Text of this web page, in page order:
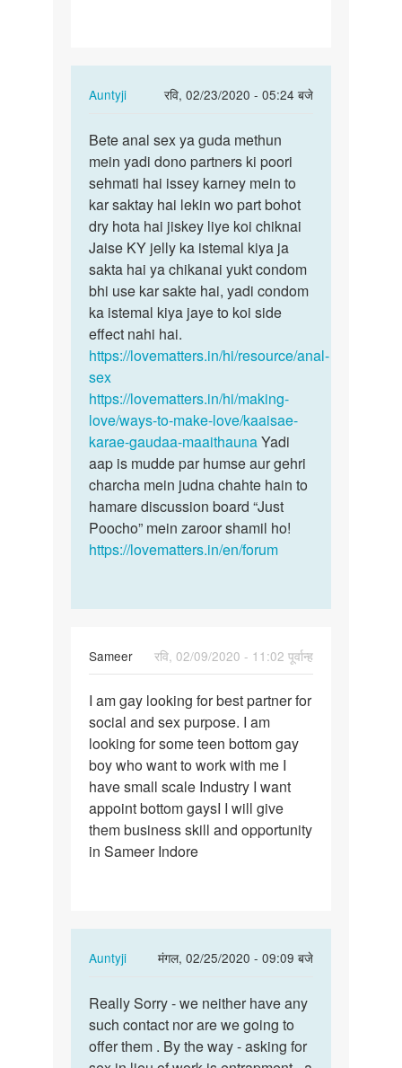
Auntyji
रवि, 02/23/2020 - 05:24 बजे
In
to
Mai
apna
virya
ek
ladke
ke…
by
Ka
Bete
anal
sex
ya
guda
methun…
Bete anal sex ya guda methun
mein yadi dono partners ki poori
sehmati hai issey karney mein to
kar saktay hai lekin wo part bohot
dry hota hai jiskey liye koi chiknai
Jaise KY jelly ka istemal kiya ja
sakta hai ya chikanai yukt condom
bhi use kar sakte hai, yadi condom
ka istemal kiya jaye to koi side
effect nahi hai.
https://lovematters.in/hi/resource/anal-
sex
https://lovematters.in/hi/making-
love/ways-to-make-love/kaaisae-
karae-gaudaa-maaithaunaYadi
aap is mudde par humse aur gehri
charcha mein judna chahte hain to
hamare discussion board “Just
Poocho” mein zaroor shamil ho!
https://lovematters.in/en/forum
Sameer
रवि, 02/09/2020 - 11:02 पूर्वान्ह
I
am
gay
looking
for
best…
I am gay looking for best partner for
social and sex purpose. I am
looking for some teen bottom gay
boy who want to work with me I
have small scale Industry I want
appoint bottom gaysI I will give
them business skill and opportunity
in Sameer Indore
Auntyji
मंगल, 02/25/2020 - 09:09 बजे
In
to
I
am
Really
Sorry
-
Really Sorry - we neither have any
such contact nor are we going to
offer them . By the way - asking for